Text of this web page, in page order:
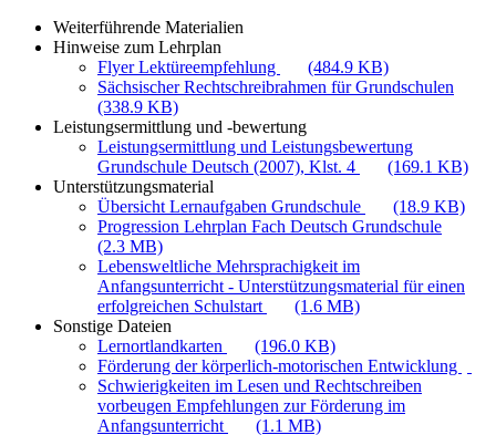
Weiterführende Materialien
Hinweise zum Lehrplan
Flyer Lektüreempfehlung
(484.9 KB)
Sächsischer Rechtschreibrahmen für Grundschulen
(338.9 KB)
Leistungsermittlung und -bewertung
Leistungsermittlung und Leistungsbewertung
Grundschule Deutsch (2007), Klst. 4
(169.1 KB)
Unterstützungsmaterial
Übersicht Lernaufgaben Grundschule
(18.9 KB)
Progression Lehrplan Fach Deutsch Grundschule
(2.3 MB)
Lebensweltliche Mehrsprachigkeit im
Anfangsunterricht - Unterstützungsmaterial für einen
erfolgreichen Schulstart
(1.6 MB)
Sonstige Dateien
Lernortlandkarten
(196.0 KB)
Förderung der körperlich-motorischen Entwicklung
Schwierigkeiten im Lesen und Rechtschreiben
vorbeugen Empfehlungen zur Förderung im
Anfangsunterricht
(1.1 MB)